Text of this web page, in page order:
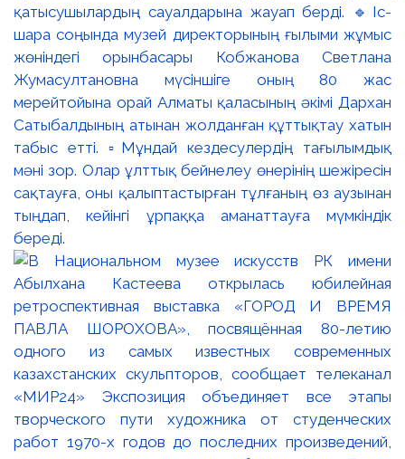
қатысушылардың сауалдарына жауап берді. 🔹Іс-
шара соңында музей директорының ғылыми жұмыс
жөніндегі орынбасары Кобжанова Светлана
Жумасултановна мүсіншіге оның 80 жас
мерейтойына орай Алматы қаласының әкімі Дархан
Сатыбалдының атынан жолданған құттықтау хатын
табыс етті. ▫️Мұндай кездесулердің тағылымдық
мәні зор. Олар ұлттық бейнелеу өнерінің шежіресін
сақтауға, оны қалыптастырған тұлғаның өз аузынан
тыңдап, кейінгі ұрпаққа аманаттауға мүмкіндік
береді.